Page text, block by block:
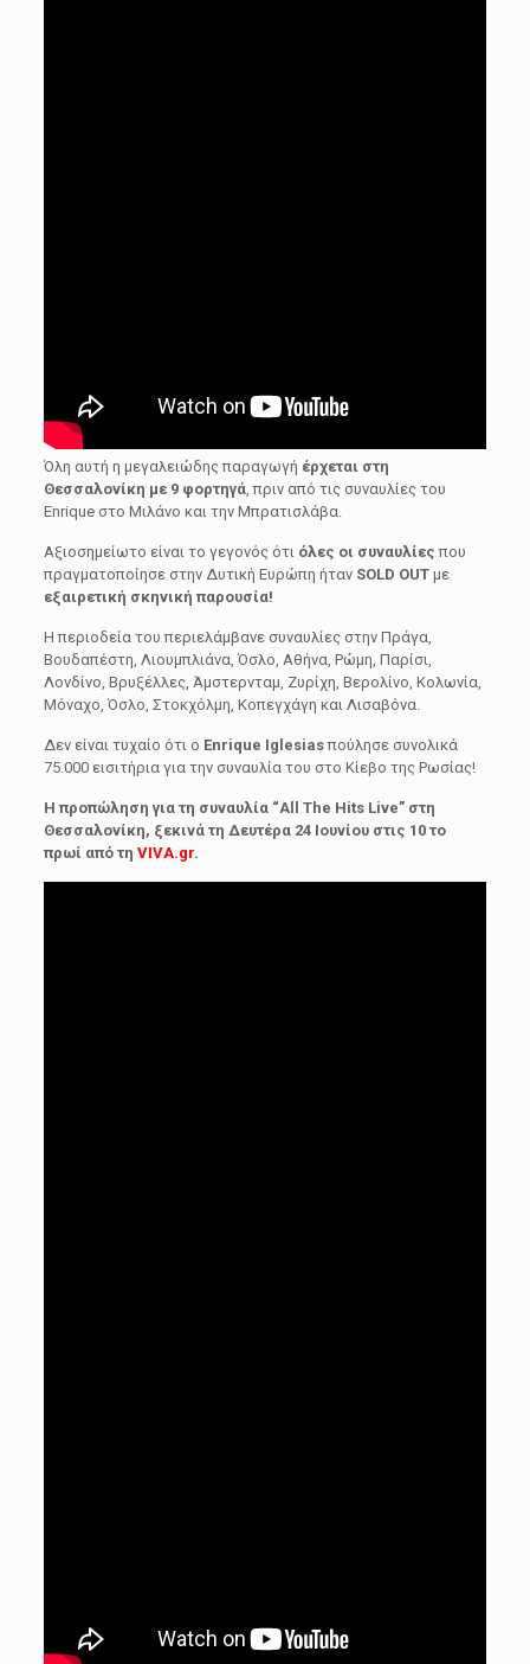
Όλη αυτή η μεγαλειώδης παραγωγή έρχεται στη
Θεσσαλονίκη με 9 φορτηγά, πριν από τις συναυλίες του
Enrique στο Μιλάνο και την Μπρατισλάβα.
Αξιοσημείωτο είναι το γεγονός ότι όλες οι συναυλίες που
πραγματοποίησε στην Δυτική Ευρώπη ήταν SOLD OUTμε
εξαιρετική σκηνική παρουσία!
Η περιοδεία του περιελάμβανε συναυλίες στην Πράγα,
Βουδαπέστη, Λιουμπλιάνα, Όσλο, Αθήνα, Ρώμη, Παρίσι,
Λονδίνο, Βρυξέλλες, Άμστερνταμ, Ζυρίχη, Βερολίνο, Κολωνία,
Μόναχο, Όσλο, Στοκχόλμη, Κοπεγχάγη και Λισαβόνα.
Δεν είναι τυχαίο ότι ο Enrique Iglesiasπούλησε συνολικά
75.000 εισιτήρια για την συναυλία του στο Kίεβο της Ρωσίας!
Η προπώληση για τη συναυλία “All The Hits Live” στη
Θεσσαλονίκη, ξεκινά τη Δευτέρα 24 Ιουνίου στις 10 το
πρωί από τη VIVA.gr.